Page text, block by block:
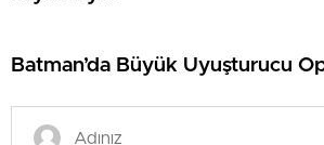
Batman’da Büyük Uyuşturucu